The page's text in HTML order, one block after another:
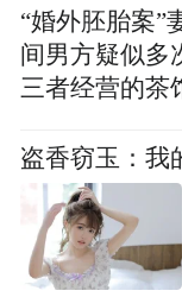
“婚外胚胎案”
间男方疑似多
三者经营的茶
盗香窃玉：我